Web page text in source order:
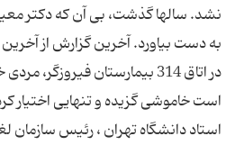
نشد. سالها گذشت، بی آن که دکتر
به دست بیاورد. آخرین گزارش از
است خاموشی گزیده و تنهایی اختیار
استاد دانشگاه تهران ، رئیس سازمان